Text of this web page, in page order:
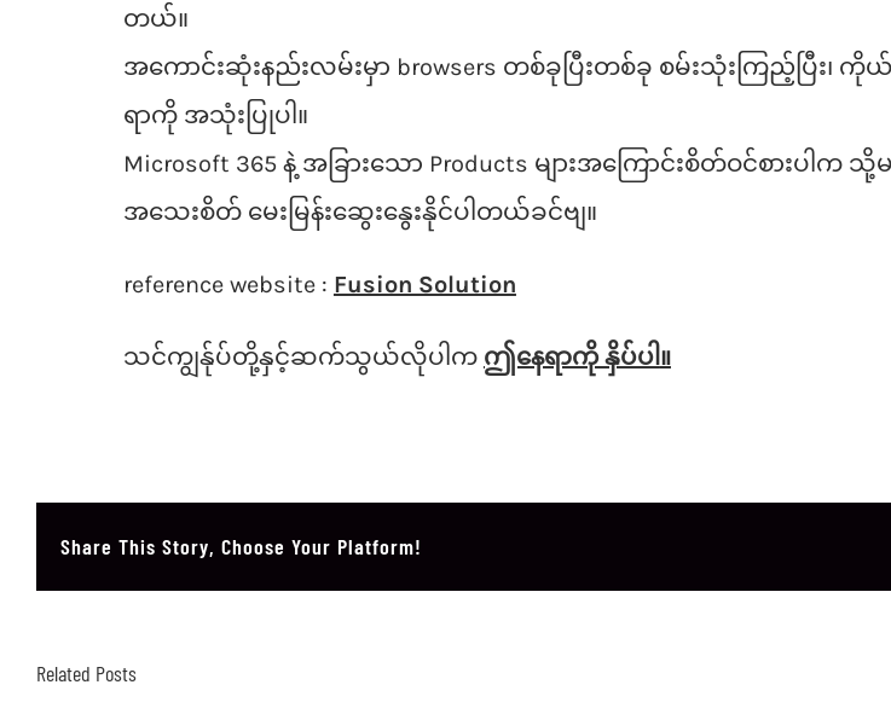
တယ်။
အကောင်းဆုံးနည်းလမ်းမှာ browsers တစ်ခုပြီးတစ်ခု စမ်းသုံးကြည့်ပြီး၊
ရာကို အသုံးပြုပါ။
Microsoft 365 နဲ့ အခြားသော Products များအကြောင်းစိတ်ဝင်စားပ
အသေးစိတ် မေးမြန်းဆွေးနွေးနိုင်ပါတယ်ခင်ဗျ။
reference website : Fusion Solution
သင်ကျွန်ုပ်တို့နှင့်ဆက်သွယ်လိုပါက ဤနေရာကို နှိပ်ပါ ။
Share This Story, Choose Your Platform!
Related Posts